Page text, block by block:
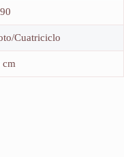
Cuatriciclo
cm